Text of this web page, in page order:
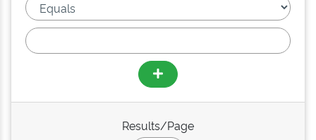
Results/Page